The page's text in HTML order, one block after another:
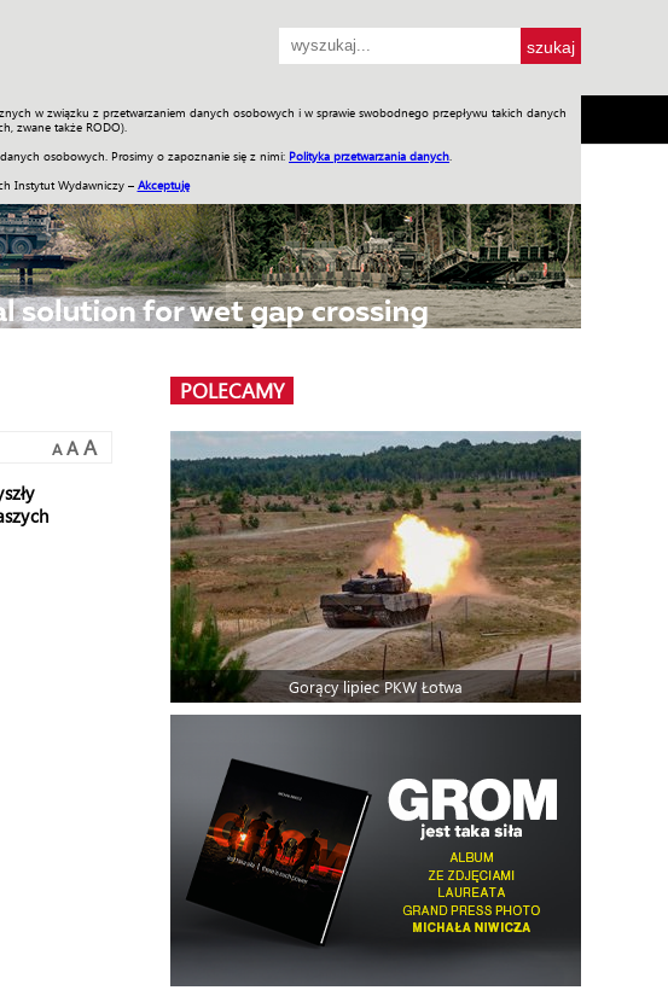
w związku z przetwarzaniem danych osobowych i w sprawie swobodnego przepływu takich danych
zwane także RODO).
osobowych. Prosimy o zapoznanie się z nimi: Polityka przetwarzania danych
Instytut Wydawniczy – Akceptuję
Wideo ENGLISH SKLEP Jednodniówki Praca w WIW
A A A
POLECAMY
Gorący lipiec PKW Łotwa